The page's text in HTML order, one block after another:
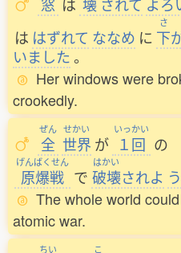
窓 は 壊 されて よろ
は はずれて ななめ に
さ
下
いました。
Her windows were
crookedly.
ぜん
全
せかい
世界 が
いっかい
１回 の
げんばくせん
原爆戦 で
はかい
破壊されよ う
The whole world
atomic war.
ちい こ